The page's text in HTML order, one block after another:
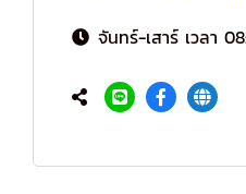
จันทร์-เสาร์ เวลา